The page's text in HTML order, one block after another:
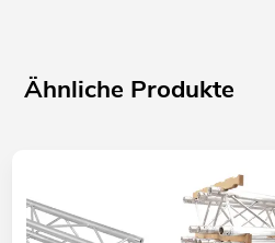
Ähnliche Produkte